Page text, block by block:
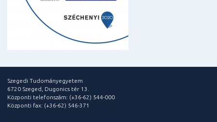
Szegedi Tudományegyetem
6720 Szeged, Dugonics tér 13.
Központi telefonszám: (+36-62) 544-000
Központi fax: (+36-62) 546-371